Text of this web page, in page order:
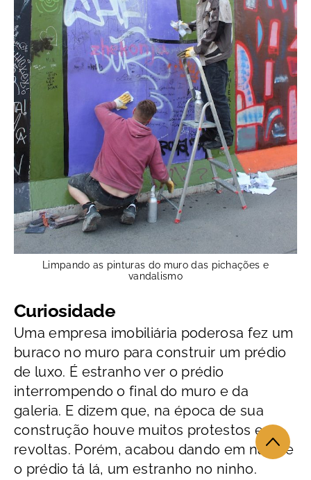
Limpando as pinturas do muro das pichações e
vandalismo
Curiosidade
Uma empresa imobiliária poderosa fez um
buraco no muro para construir um prédio
de luxo. É estranho ver o prédio
interrompendo o final do muro e da
galeria. E dizem que, na época de sua
construção houve muitos protestos e
revoltas. Porém, acabou dando em nada e
o prédio tá lá, um estranho no ninho.